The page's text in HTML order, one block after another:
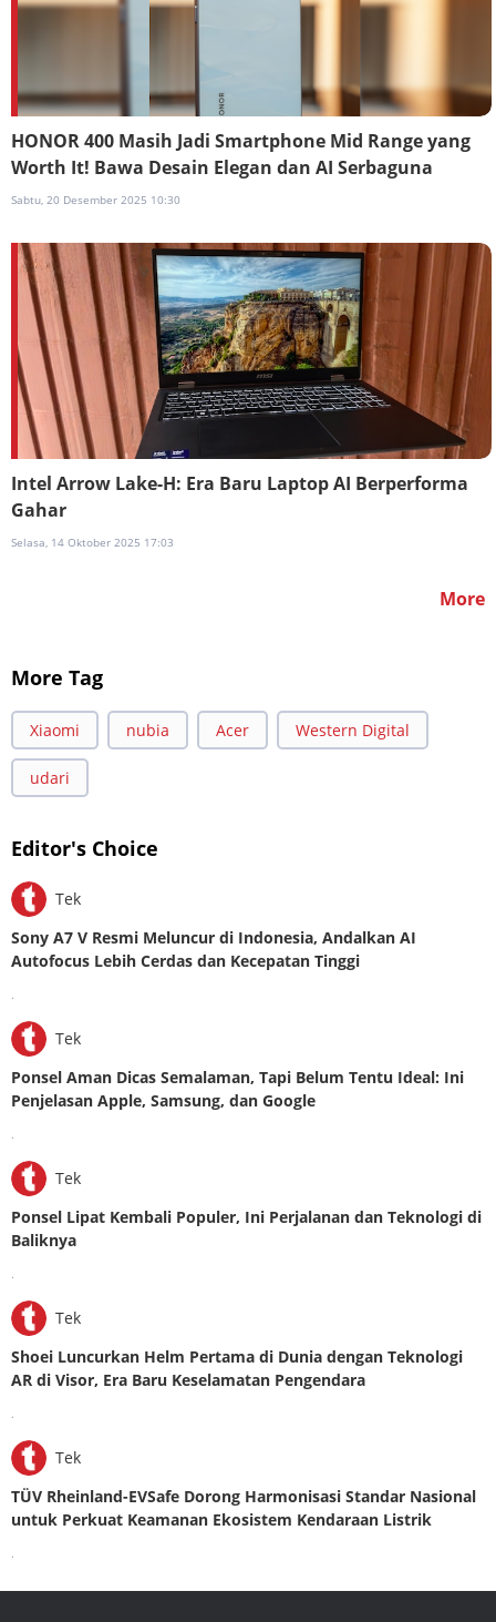
HONOR 400 Masih Jadi Smartphone Mid Range yang
Worth It! Bawa Desain Elegan dan AI Serbaguna
Sabtu, 20 Desember 2025 10:30
Intel Arrow Lake-H: Era Baru Laptop AI Berperforma
Gahar
Selasa, 14 Oktober 2025 17:03
More
More Tag
Xiaomi nubia Acer Western Digital
udari
Editor's Choice
Tek
Sony A7 V Resmi Meluncur di Indonesia, Andalkan AI
Autofocus Lebih Cerdas dan Kecepatan Tinggi
Tek
Ponsel Aman Dicas Semalaman, Tapi Belum Tentu Ideal: Ini
Penjelasan Apple, Samsung, dan Google
Tek
Ponsel Lipat Kembali Populer, Ini Perjalanan dan Teknologi di
Baliknya
Tek
Shoei Luncurkan Helm Pertama di Dunia dengan Teknologi
AR di Visor, Era Baru Keselamatan Pengendara
Tek
TÜV Rheinland-EVSafe Dorong Harmonisasi Standar Nasional
untuk Perkuat Keamanan Ekosistem Kendaraan Listrik